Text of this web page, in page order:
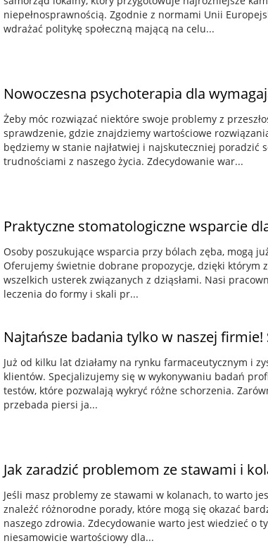
niepełnosprawnością. Zgodnie z normami Unii
wdrażać politykę społeczną mającą na celu...
Nowoczesna psychoterapia dla
Żeby móc rozwiązać niektóre swoje problemy z
sprawdzenie, gdzie znajdziemy wartościowe
będziemy w stanie najłatwiej i najskuteczniej poradzić
trudnościami z naszego życia. Zdecydowanie war...
Praktyczne stomatologiczne wsparcie
Osoby poszukujące wsparcia przy bólach zęba, mogą
Oferujemy świetnie dobrane propozycje, dzięki którym
wszelkich usterek związanych z dziąsłami. Nasi
leczenia do formy i skali pr...
Najtańsze badania tylko w naszej firmie!
Już od kilku lat działamy na rynku farmaceutycznym i
klientów. Specjalizujemy się w wykonywaniu badań
testów, które pozwalają wykryć różne schorzenia.
przebada piersi ja...
Jak zaradzić problemom ze stawami i
Jeśli masz problemy ze stawami w kolanach, to warto
znaleźć różnorodne porady, które mogą się okazać
naszego zdrowia. Zdecydowanie warto jest wiedzieć o
niesamowicie wartościowy dla...